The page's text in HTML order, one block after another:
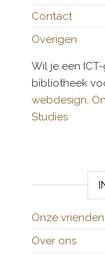
Contact
Overigen
Wil je een
bibliotheek
webdesign,
Studies
Onze vrienden
Over ons